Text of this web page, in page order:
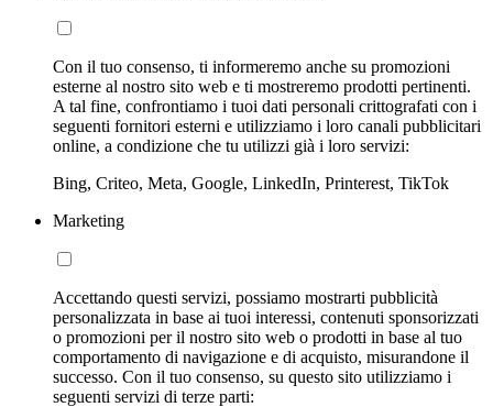
Con il tuo consenso, ti informeremo anche su promozioni
esterne al nostro sito web e ti mostreremo prodotti pertinenti.
A tal fine, confrontiamo i tuoi dati personali crittografati con i
seguenti fornitori esterni e utilizziamo i loro canali pubblicitari
online, a condizione che tu utilizzi già i loro servizi:
Bing, Criteo, Meta, Google, LinkedIn, Printerest, TikTok
Marketing
Accettando questi servizi, possiamo mostrarti pubblicità
personalizzata in base ai tuoi interessi, contenuti sponsorizzati
o promozioni per il nostro sito web o prodotti in base al tuo
comportamento di navigazione e di acquisto, misurandone il
successo. Con il tuo consenso, su questo sito utilizziamo i
seguenti servizi di terze parti: